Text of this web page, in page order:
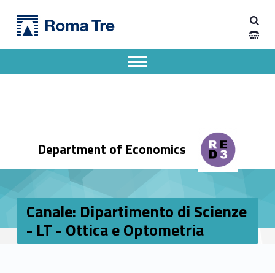
Canale: Dipartimento di Scienze - LT - Ottica e Optometria - Dipartimento di Economia
Department of Economics
Apri il menu secondario
Header info sidebar
Canale: Dipartimento di Scienze
- LT - Ottica e Optometria